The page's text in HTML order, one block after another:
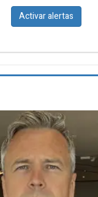
Activar alertas